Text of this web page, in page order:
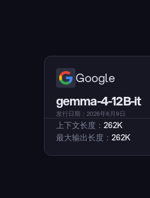
Google
gemma-4-12B-it
发行日期：2026年6月9日
上下文长度： 262K
最大输出长度： 262K